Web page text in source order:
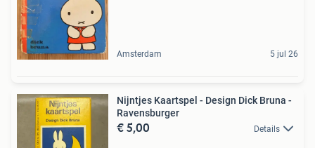
Amsterdam 5 jul 26
Nijntjes Kaartspel - Design Dick Bruna -
Ravensburger
€ 5,00 Details